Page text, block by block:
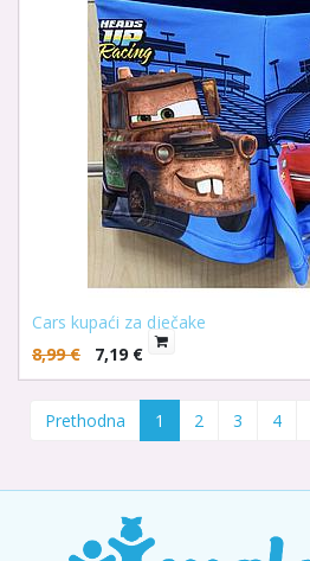
Cars kupaći za dječake
8,99€ 7,19 €
Prethodna 1 2 3 4